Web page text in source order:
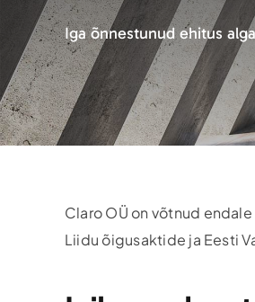
Iga õnnestunud ehitus
Claro OÜ on võtnud
Liidu õigusaktide ja Eesti